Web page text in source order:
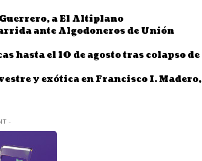
a El Altiplano
ante Algodoneros de Unión
hasta el 10 de agosto tras colapso de
y exótica en Francisco I. Madero,
-